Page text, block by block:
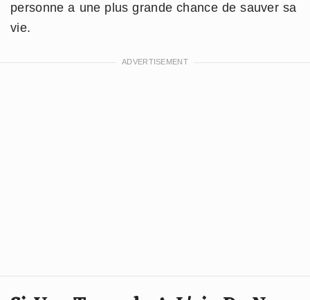
personne a une plus grande chance de sauver sa
vie.